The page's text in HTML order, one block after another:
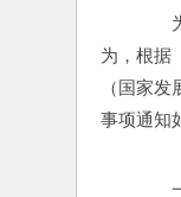
为
为，根据
（国家
事项通知
一